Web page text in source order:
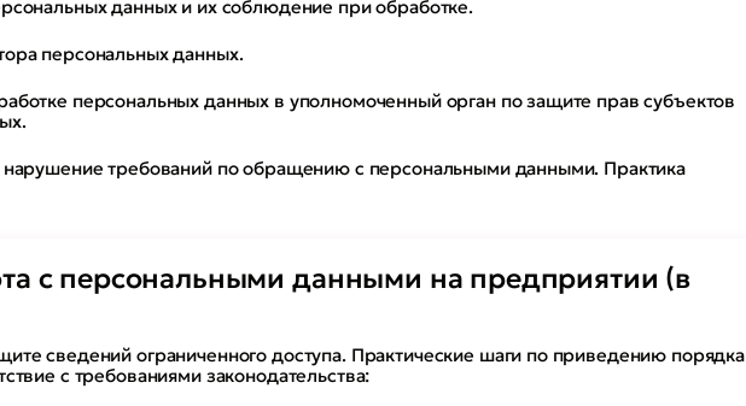
данных и их соблюдение при обработке.
персональных данных.
персональных данных в уполномоченный орган по защите прав субъектов
нарушение требований по обращению с персональными данными. Практика
с персональными данными на предприятии (в
сведений ограниченного доступа. Практические шаги по приведению порядка
с требованиями законодательства: